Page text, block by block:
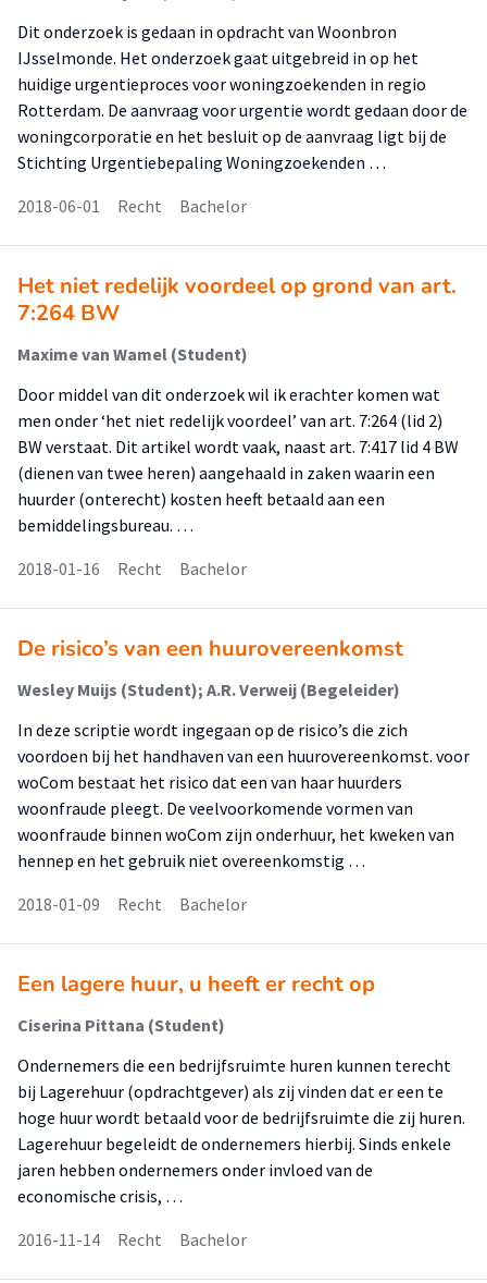
Dit onderzoek is gedaan in opdracht van Woonbron
IJsselmonde. Het onderzoek gaat uitgebreid in op het
huidige urgentieproces voor woningzoekenden in regio
Rotterdam. De aanvraag voor urgentie wordt gedaan door de
woningcorporatie en het besluit op de aanvraag ligt bij de
Stichting Urgentiebepaling Woningzoekenden …
2018-06-01
Recht Bachelor
Het niet redelijk voordeel op grond van art.
7:264 BW
Maxime van Wamel (Student)
Door middel van dit onderzoek wil ik erachter komen wat
men onder ‘het niet redelijk voordeel’ van art. 7:264 (lid 2)
BW verstaat. Dit artikel wordt vaak, naast art. 7:417 lid 4 BW
(dienen van twee heren) aangehaald in zaken waarin een
huurder (onterecht) kosten heeft betaald aan een
bemiddelingsbureau. …
2018-01-16
Recht Bachelor
De risico’s van een huurovereenkomst
Wesley Muijs (Student); A.R. Verweij (Begeleider)
In deze scriptie wordt ingegaan op de risico’s die zich
voordoen bij het handhaven van een huurovereenkomst. voor
woCom bestaat het risico dat een van haar huurders
woonfraude pleegt. De veelvoorkomende vormen van
woonfraude binnen woCom zijn onderhuur, het kweken van
hennep en het gebruik niet overeenkomstig …
2018-01-09
Recht Bachelor
Een lagere huur, u heeft er recht op
Ciserina Pittana (Student)
Ondernemers die een bedrijfsruimte huren kunnen terecht
bij Lagerehuur (opdrachtgever) als zij vinden dat er een te
hoge huur wordt betaald voor de bedrijfsruimte die zij huren.
Lagerehuur begeleidt de ondernemers hierbij. Sinds enkele
jaren hebben ondernemers onder invloed van de
economische crisis, …
2016-11-14
Recht Bachelor